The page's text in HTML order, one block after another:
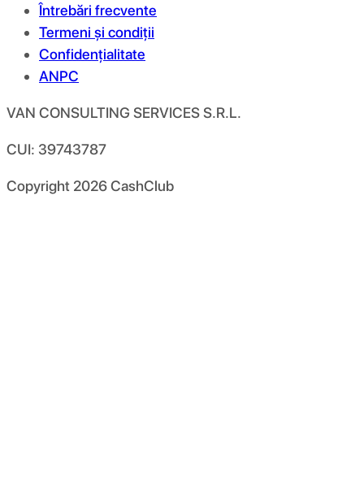
Întrebări frecvente
Termeni și condiții
Confidențialitate
ANPC
VAN CONSULTING SERVICES S.R.L.
CUI: 39743787
Copyright 2026CashClub